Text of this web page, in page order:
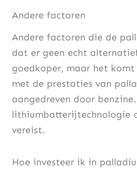
Andere factoren
Andere factoren die de
dat er geen echt
goedkoper, maar het
met de prestaties van
aangedreven door
lithiumbatterijtechnologie
vereist.
Hoe investeer ik in